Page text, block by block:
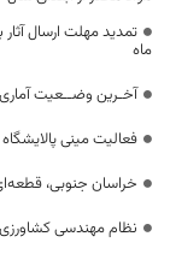
ماه
آخـرین وضــعیت
فعالیت مینی
خراسان جنوبی،
نظام مهندسی